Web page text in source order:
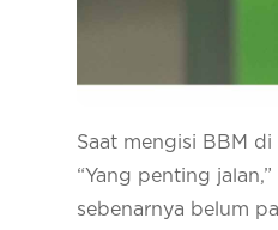
Saat mengisi BBM
“Yang penting
sebenarnya belum